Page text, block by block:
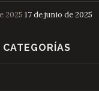
2025 17 de junio de 2025
CATEGORÍAS